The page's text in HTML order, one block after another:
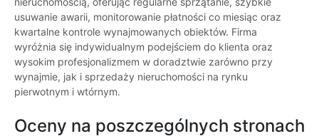
usuwanie awarii, monitorowanie płatności co miesiąc oraz
kwartalne kontrole wynajmowanych obiektów. Firma
wyróżnia się indywidualnym podejściem do klienta oraz
wysokim profesjonalizmem w doradztwie zarówno przy
wynajmie, jak i sprzedaży nieruchomości na rynku
pierwotnym i wtórnym.
Oceny na poszczególnych stronach